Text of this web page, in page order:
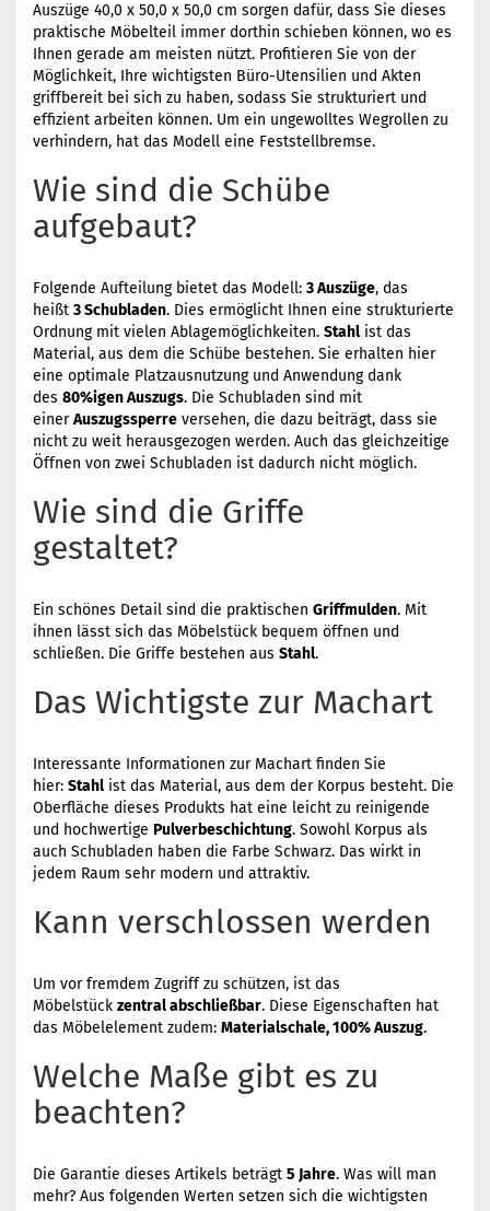
Auszüge 40,0 x 50,0 x 50,0 cm sorgen dafür, dass Sie dieses
praktische Möbelteil immer dorthin schieben können, wo es
Ihnen gerade am meisten nützt. Profitieren Sie von der
Möglichkeit, Ihre wichtigsten Büro-Utensilien und Akten
griffbereit bei sich zu haben, sodass Sie strukturiert und
effizient arbeiten können. Um ein ungewolltes Wegrollen zu
verhindern, hat das Modell eine Feststellbremse.
Wie sind die Schübe
aufgebaut?
Folgende Aufteilung bietet das Modell: 3 Auszüge, das
heißt 3 Schubladen. Dies ermöglicht Ihnen eine strukturierte
Ordnung mit vielen Ablagemöglichkeiten. Stahl ist das
Material, aus dem die Schübe bestehen. Sie erhalten hier
eine optimale Platzausnutzung und Anwendung dank
des 80%igen Auszugs. Die Schubladen sind mit
einerAuszugssperre versehen, die dazu beiträgt, dass sie
nicht zu weit herausgezogen werden. Auch das gleichzeitige
Öffnen von zwei Schubladen ist dadurch nicht möglich.
Wie sind die Griffe
gestaltet?
Ein schönes Detail sind die praktischen Griffmulden. Mit
ihnen lässt sich das Möbelstück bequem öffnen und
schließen. Die Griffe bestehen aus Stahl.
Das Wichtigste zur Machart
Interessante Informationen zur Machart finden Sie
hier: Stahl ist das Material, aus dem der Korpus besteht. Die
Oberfläche dieses Produkts hat eine leicht zu reinigende
und hochwertige Pulverbeschichtung. Sowohl Korpus als
auch Schubladen haben die Farbe Schwarz. Das wirkt in
jedem Raum sehr modern und attraktiv.
Kann verschlossen werden
Um vor fremdem Zugriff zu schützen, ist das
Möbelstück zentral abschließbar. Diese Eigenschaften hat
das Möbelelement zudem: Materialschale, 100% Auszug.
Welche Maße gibt es zu
beachten?
Die Garantie dieses Artikels beträgt 5 Jahre. Was will man
mehr? Aus folgenden Werten setzen sich die wichtigsten